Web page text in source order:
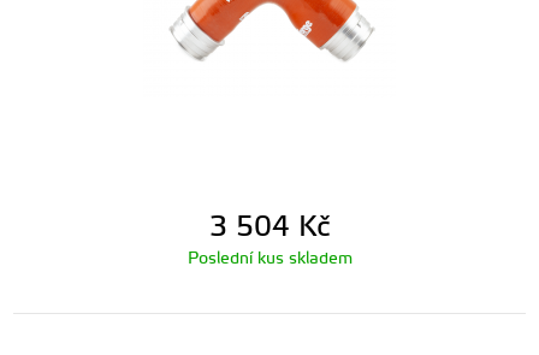
3 504 Kč
Poslední kus skladem